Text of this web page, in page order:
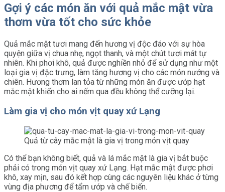
Gợi ý các món ăn với quả mắc mật vừa
thơm vừa tốt cho sức khỏe
Quả mắc mật tươi mang đến hương vị độc đáo với sự hòa
quyện giữa vị chua nhẹ, ngọt thanh, và một chút tươi mát tự
nhiên. Khi phơi khô, quả được nghiền nhỏ để sử dụng như một
loại gia vị đặc trưng, làm tăng hương vị cho các món nướng và
chiên. Hương thơm lan tỏa từ những món ăn được ướp hạt
mắc mật khiến cho ai nếm qua đều không thể cưỡng lại.
Làm gia vị cho món vịt quay xứ Lạng
Quả từ cây mắc mật là gia vị trong món vịt quay
Có thể bạn không biết, quả và lá mắc mật là gia vị bắt buộc
phải có trong món vịt quay xứ Lạng. Hạt mắc mật được phơi
khô, xay mịn, sau đó kết hợp cùng các nguyên liệu khác ở từng
vùng địa phương để tẩm ướp và chế biến.